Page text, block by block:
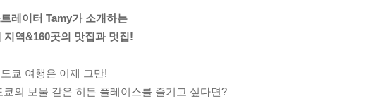
레이터 Tamy가 소개하는
지역&160곳의 맛집과 멋집!
쿄 여행은 이제 그만!
의 보물 같은 히든 플레이스를 즐기고 싶다면?